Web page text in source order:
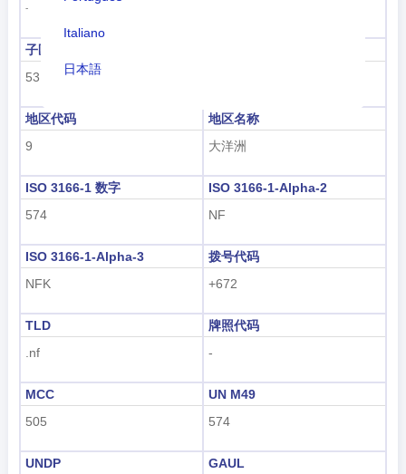
Italiano
日本語
Indonesian
हिंदी
-
子区域代码
53
地区代码
9
地区名称
大洋洲
ISO 3166-1 数字
574
ISO 3166-1-Alpha-2
NF
ISO 3166-1-Alpha-3
NFK
拨号代码
+672
TLD
.nf
牌照代码
-
MCC
505
UN M49
574
UNDP GAUL